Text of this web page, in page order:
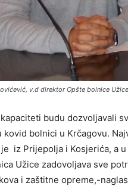
v.d direktor Opšte bolnice Užice
budu dozvoljavali
kovid bolnici u Krčagovu.
iz Prijepolja i Kosjerića, a
Užice zadovoljava sve
i zaštitne opreme,-